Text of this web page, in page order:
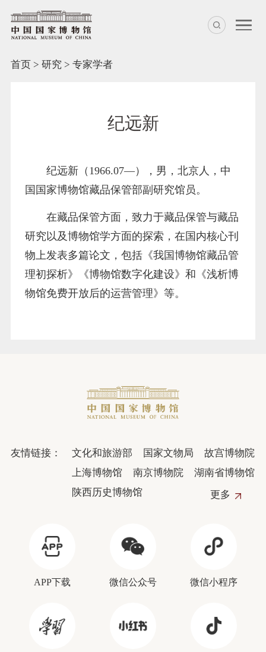
首页> 研究 > 专家学者
纪远新
纪远新（1966.07—），男，北京人，中
国国家博物馆藏品保管部副研究馆员。
在藏品保管方面，致力于藏品保管与藏品
研究以及博物馆学方面的探索，在国内核心刊
物上发表多篇论文，包括《我国博物馆藏品管
理初探析》《博物馆数字化建设》和《浅析博
物馆免费开放后的运营管理》等。
友情链接： 文化和旅游部 国家文物局
故宫博物院
上海博物馆
南京博物院
湖南省博物馆
陕西历史博物馆
更多
APP下载 微信公众号 微信小程序